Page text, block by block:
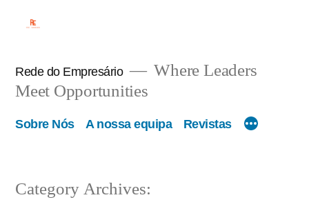
Rede do Empresário
Where Leaders
Meet Opportunities
Sobre Nós A nossa equipa Revistas
Category Archives: